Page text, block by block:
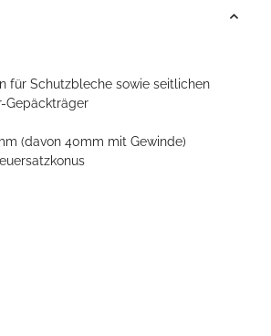
für Schutzbleche sowie seitlichen
Gepäckträger
(davon 40mm mit Gewinde)